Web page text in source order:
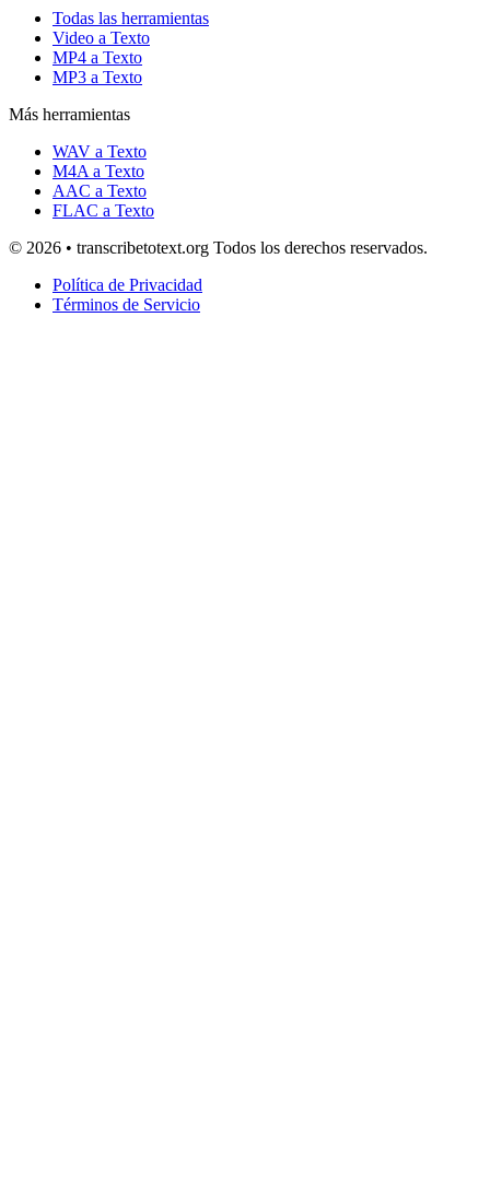
Todas las herramientas
Video a Texto
MP4 a Texto
MP3 a Texto
Más herramientas
WAV a Texto
M4A a Texto
AAC a Texto
FLAC a Texto
© 2026 • transcribetotext.org Todos los derechos reservados.
Política de Privacidad
Términos de Servicio